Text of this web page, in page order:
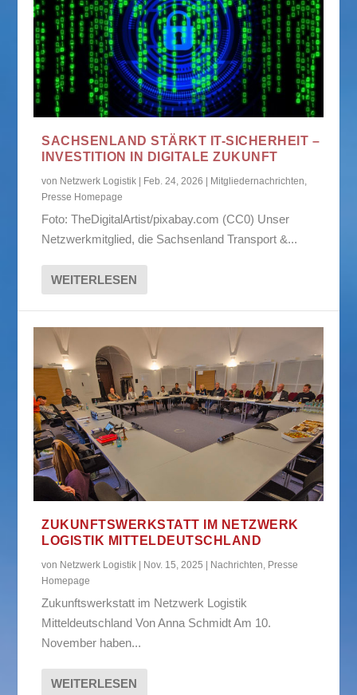
SACHSENLAND STÄRKT IT-SICHERHEIT –
INVESTITION IN DIGITALE ZUKUNFT
von Netzwerk Logistik Feb. 24, 2026 Mitgliedernachrichten,
Presse Homepage
Foto: TheDigitalArtist/pixabay.com (CC0) Unser
Netzwerkmitglied, die Sachsenland Transport &...
WEITERLESEN
ZUKUNFTSWERKSTATT IM NETZWERK
LOGISTIK MITTELDEUTSCHLAND
von Netzwerk Logistik Nov. 15, 2025 Nachrichten, Presse
Homepage
Zukunftswerkstatt im Netzwerk Logistik
Mitteldeutschland Von Anna Schmidt Am 10.
November haben...
WEITERLESEN